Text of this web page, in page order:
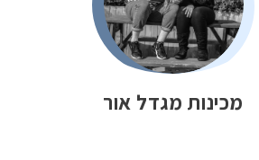
מכינות מגדל אור